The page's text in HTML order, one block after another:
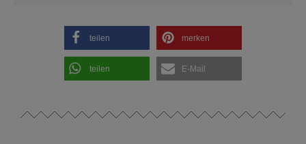
teilen merken
teilen E-Mail